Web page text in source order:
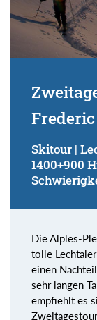
Skitour |
1400+900
Die Alples-
tolle
einen
sehr langen
empfiehlt es